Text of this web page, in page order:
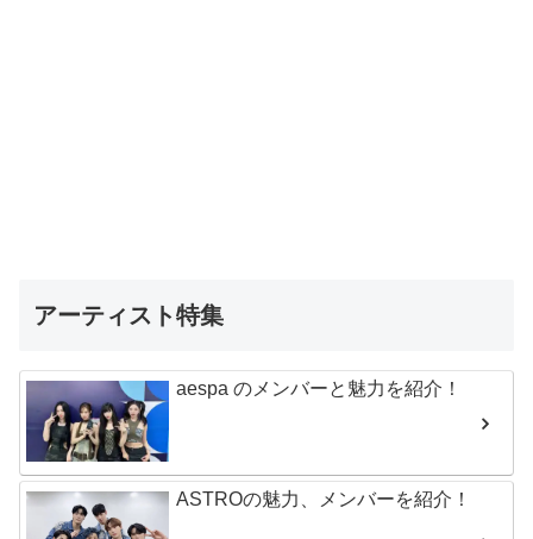
アーティスト特集
aespa のメンバーと魅力を紹介！
ASTROの魅力、メンバーを紹介！